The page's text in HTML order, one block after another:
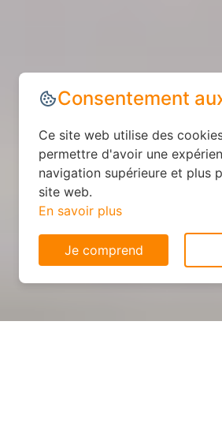
Consentement
Ce site web utilise des
permettre d'avoir une
navigation supérieure et plus
site web.
En savoir plus
Je comprend